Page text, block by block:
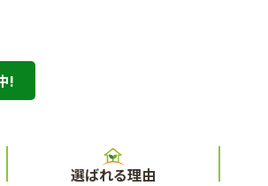
ット不動産ガイド
!
選ばれる理由